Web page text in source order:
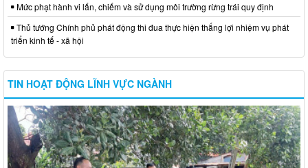
Mức phạt hành vi lấn, chiếm và sử dụng môi trường rừng trái quy định
Thủ tướng Chính phủ phát động thi đua thực hiện thắng lợi nhiệm vụ phát
triển kinh tế - xã hội
TIN HOẠT ĐỘNG LĨNH VỰC NGÀNH